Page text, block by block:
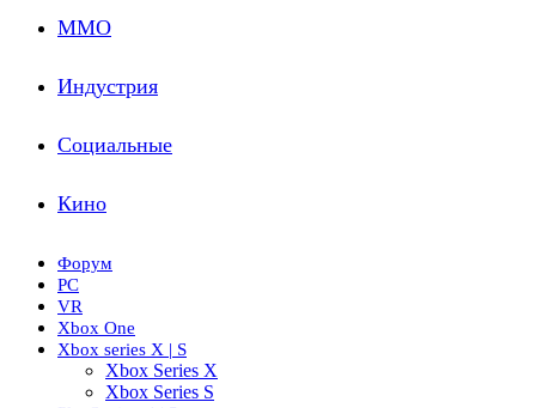
ММО
Индустрия
Социальные
Кино
Форум
PC
VR
Xbox One
Xbox series X | S
Xbox Series X
Xbox Series S